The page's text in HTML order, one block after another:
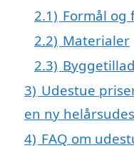
2.1) Formål og
2.2) Materialer
2.3)
3) Udestue
en ny
4) FAQ om